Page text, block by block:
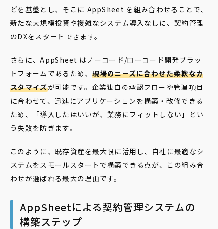
どを基盤とし、そこに AppSheet を組み合わせることで、
新たな大規模投資や複雑なシステム導入なしに、契約管理
のDXをスタートできます。
さらに、AppSheet はノーコード/ローコード開発プラッ
トフォームであるため、 現場のニーズに合わせた柔軟なカ
スタマイズが可能です。企業独自の承認フローや管理項目
に合わせて、迅速にアプリケーションを構築・改修できる
ため、「導入したはいいが、業務にフィットしない」とい
う失敗を防ぎます。
このように、既存資産を最大限に活用し、自社に最適なシ
ステムをスモールスタートで構築できる点が、この組み合
わせが選ばれる最大の理由です。
AppSheetによる契約管理システムの
構築ステップ